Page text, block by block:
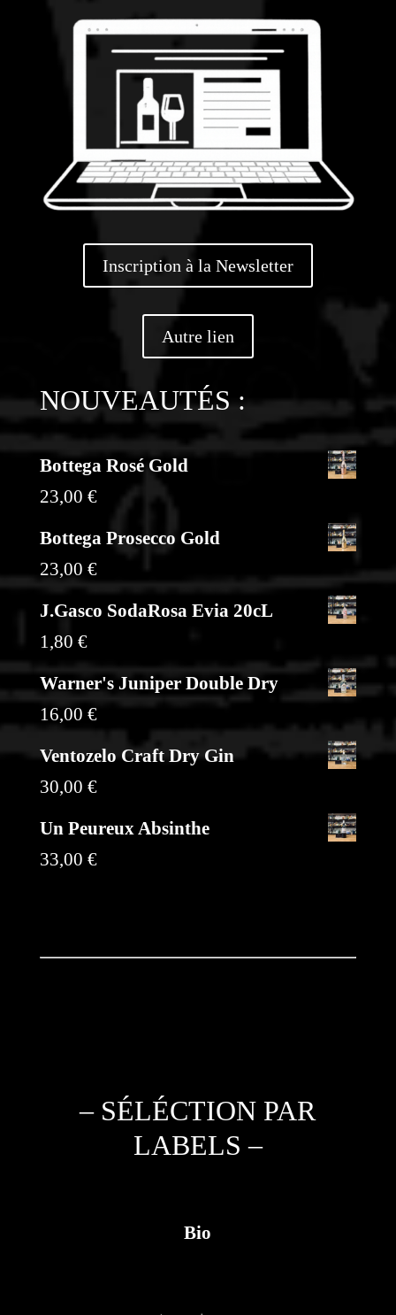
Inscription à la Newsletter
Autre lien
NOUVEAUTÉS :
Bottega Rosé Gold
23,00 €
Bottega Prosecco Gold
23,00 €
J.Gasco SodaRosa Evia 20cL
1,80 €
Warner's Juniper Double Dry
16,00 €
Ventozelo Craft Dry Gin
30,00 €
Un Peureux Absinthe
33,00 €
– SÉLÉCTION PAR
LABELS –
Bio